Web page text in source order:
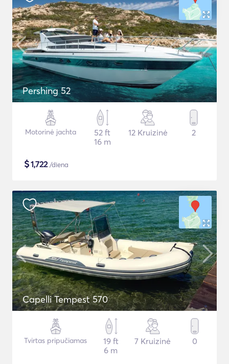
Pershing 52
Motorinė jachta
52 ft
16 m
12 Kruizinė 2
$1,722/diena
Capelli Tempest 570
Tvirtas pripučiamas
19 ft
6 m
7 Kruizinė 0